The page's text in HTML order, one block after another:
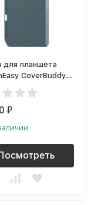
для планшета
CoverBuddy
iPad Pro 12.9
серый
₽